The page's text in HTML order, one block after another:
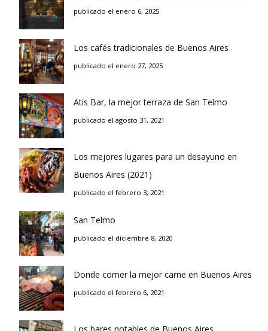
publicado el enero 6, 2025
Los cafés tradicionales de Buenos Aires
publicado el enero 27, 2025
Atis Bar, la mejor terraza de San Telmo
publicado el agosto 31, 2021
Los mejores lugares para un desayuno en
Buenos Aires (2021)
publicado el febrero 3, 2021
San Telmo
publicado el diciembre 8, 2020
Donde comer la mejor carne en Buenos Aires
publicado el febrero 6, 2021